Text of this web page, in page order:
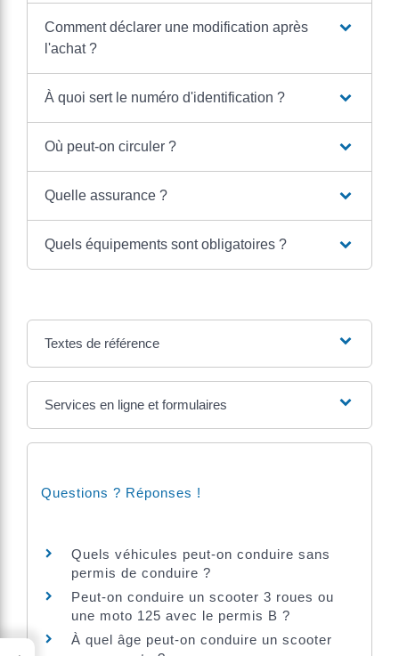
Comment déclarer une modification après
l'achat ?
À quoi sert le numéro d'identification ?
Où peut-on circuler ?
Quelle assurance ?
Quels équipements sont obligatoires ?
Textes de référence
Services en ligne et formulaires
Questions ? Réponses !
Quels véhicules peut-on conduire sans
permis de conduire ?
Peut-on conduire un scooter 3 roues ou
une moto 125 avec le permis B ?
À quel âge peut-on conduire un scooter